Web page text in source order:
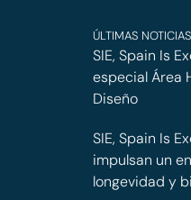
ÚLTIMAS NOTICIAS
SIE, Spain Is
especial Área
Diseño
SIE, Spain Is
impulsan un
longevidad y